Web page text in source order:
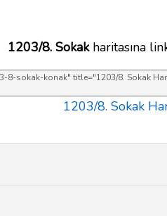
1203/8. Sokakharitasına
1203/8. Sokak